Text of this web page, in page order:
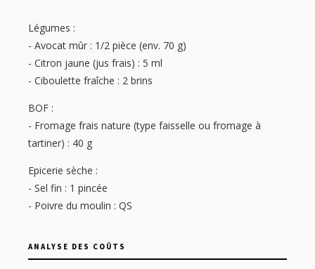
Légumes :
- Avocat mûr : 1/2 pièce (env. 70 g)
- Citron jaune (jus frais) : 5 ml
- Ciboulette fraîche : 2 brins
BOF :
- Fromage frais nature (type faisselle ou fromage à
tartiner) : 40 g
Epicerie sèche :
- Sel fin : 1 pincée
- Poivre du moulin : QS
ANALYSE DES COÛTS